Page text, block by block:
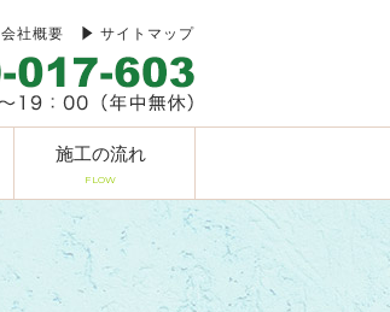
サイトマップ
会社概要
施工の流れ
FLOW